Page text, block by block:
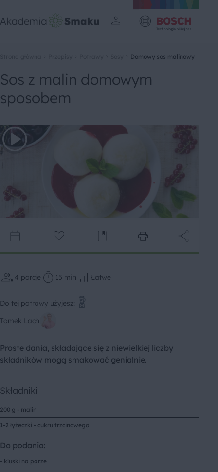
Domowy sos malinowy
Sos z malin domowym
sposobem
4 porcje 15 min Łatwe
Do tej potrawy użyjesz:
Tomek Lach
Proste dania, składające się z niewielkiej liczby
składników mogą smakować genialnie.
Składniki
200 g - malin
1-2 łyżeczki - cukru trzcinowego
Do podania:
- kluski na parze